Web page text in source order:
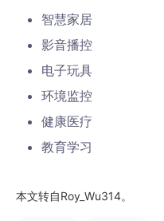
智慧家居
影音播控
电子玩具
环境监控
健康医疗
教育学习
本文转自Roy_Wu314。